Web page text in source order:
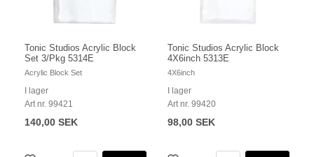
Tonic Studios Acrylic Block
Set 3/Pkg 5314E
Acrylic Block Set
I lager
Art nr. 99421
140,00 SEK
Tonic Studios Acrylic Block
4X6inch 5313E
4X6inch
I lager
Art nr. 99420
98,00 SEK